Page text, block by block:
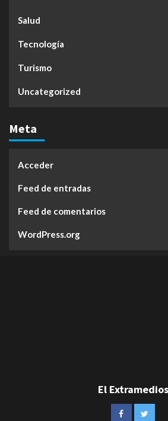
Salud
Tecnología
Turismo
Uncategorized
Meta
Acceder
Feed de entradas
Feed de comentarios
WordPress.org
El Extramedios